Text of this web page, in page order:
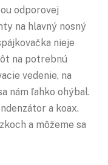
odporovej
na hlavný nosný
nieje
na potrebnú
vedenie, na
nám ľahko ohýbal.
a koax.
a môžeme sa